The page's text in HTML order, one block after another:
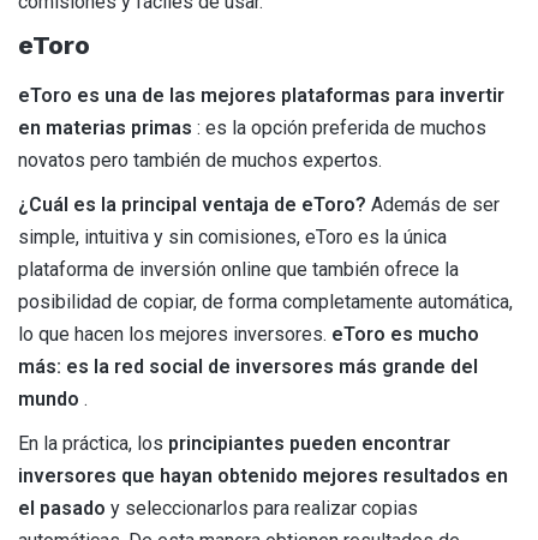
eToro
eToro es una de las mejores plataformas para invertir
en materias primas : es la opción preferida de muchos
novatos pero también de muchos expertos.
¿Cuál es la principal ventaja de eToro? Además de ser
simple, intuitiva y sin comisiones, eToro es la única
plataforma de inversión online que también ofrece la
posibilidad de copiar, de forma completamente automática,
lo que hacen los mejores inversores. eToro es mucho
más: es la red social de inversores más grande del
mundo .
En la práctica, los principiantes pueden encontrar
inversores que hayan obtenido mejores resultados en
el pasado y seleccionarlos para realizar copias